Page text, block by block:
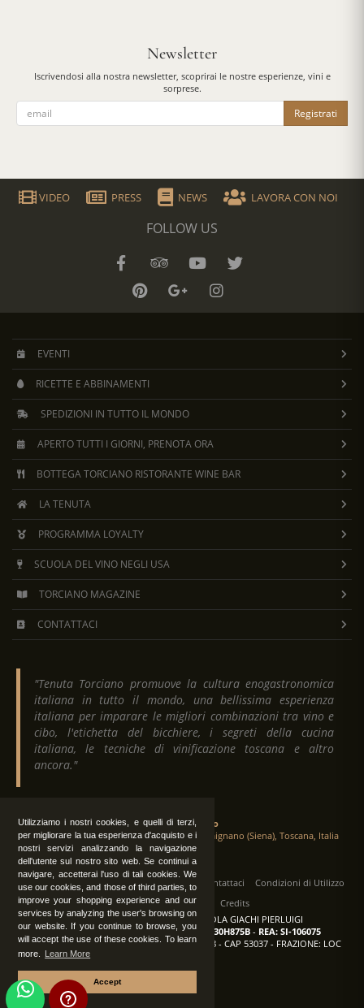
Utilizziamo i nostri cookies, e quelli di terzi,
per migliorare la tua esperienza d'acquisto e i
nostri servizi analizzando la navigazione
dell'utente sul nostro sito web. Se continui a
navigare, accetterai l'uso di tali cookies. We
use our cookies, and those of third parties, to
improve your shopping experience and our
services by analyzing the user's browsing on
our website. If you continue to browse, you
will accept the use of these cookies. To learn
more.
Learn More
Accept
Newsletter
Iscrivendosi alla nostra newsletter, scoprirai le nostre esperienze, vini e
sorprese.
Registrati
VIDEO PRESS NEWS LAVORA CON NOI
FOLLOW US
EVENTI
RICETTE E ABBINAMENTI
SPEDIZIONI IN TUTTO IL MONDO
APERTO TUTTI I GIORNI, PRENOTA ORA
BOTTEGA TORCIANO RISTORANTE WINE BAR
LA TENUTA
PROGRAMMA LOYALTY
SCUOLA DEL VINO NEGLI USA
TORCIANO MAGAZINE
CONTATTACI
"Tenuta Torciano promuove la cultura enogastronomica
italiana in tutto il mondo, una bellissima esperienza
italiana per imparare le migliori combinazioni tra vino e
cibo, l'etichetta del bicchiere, i segreti della cucina
italiana, le tecniche di vinificazione toscana e altro
ancora."
Tenuta Torciano
Via Crocetta 16, Loc. Ulignano 53037 San Gimignano (Siena), Toscana, Italia
Tutti i diritti sono riservati | Operatori Contattaci
Condizioni di Utilizzo
Privacy
Albo Fornitori
Credits
TENUTA TORCIANO AZIENDA AGRICOLA GIACHI PIERLUIGI
P.IVA: IT00375840527 -C.F.: GCHPLG62C30H875B- REA: SI-106075
Sede: SAN GIMIGNANO (SI) - VIA CROCETTA 18 - CAP 53037 - FRAZIONE: LOC